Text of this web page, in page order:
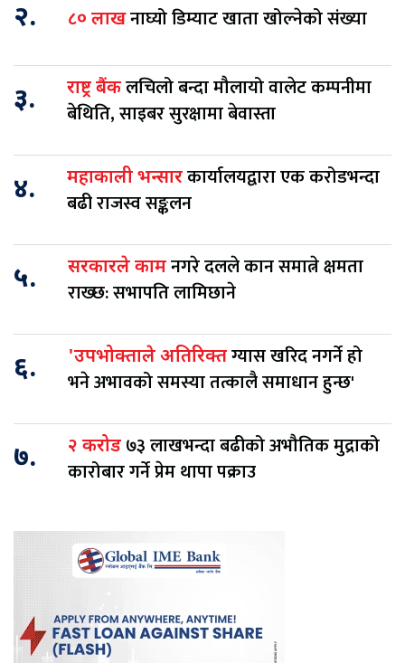
२. ८० लाखनाघ्यो डिम्याट खाता खोल्नेको संख्या
३. राष्ट्र बैंकलचिलो बन्दा मौलायो वालेट कम्पनीमा
बेथिति, साइबर सुरक्षामा बेवास्ता
४. महाकाली भन्सारकार्यालयद्वारा एक करोडभन्दा
बढी राजस्व सङ्कलन
५. सरकारले कामनगरे दलले कान समात्ने क्षमता
राख्छ: सभापति लामिछाने
६. 'उपभोक्ताले अतिरिक्तग्यास खरिद नगर्ने हो
भने अभावको समस्या तत्कालै समाधान हुन्छ'
७. २ करोड ७३ लाखभन्दा बढीको अभौतिक मुद्राको
कारोबार गर्ने प्रेम थापा पक्राउ